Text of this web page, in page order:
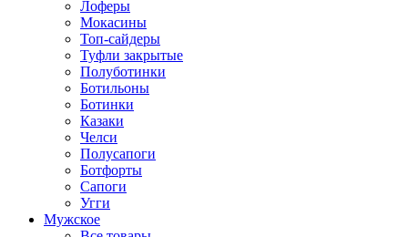
Лоферы
Мокасины
Топ-сайдеры
Туфли закрытые
Полуботинки
Ботильоны
Ботинки
Казаки
Челси
Полусапоги
Ботфорты
Сапоги
Угги
Мужское